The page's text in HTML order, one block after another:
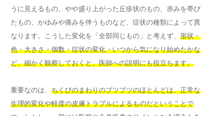
うに見えるもの、やや盛り上がった丘疹状のもの、赤みを帯び
たもの、かゆみや痛みを伴うものなど、症状の種類によって異
なります。こうした変化を「全部同じもの」と考えず、 形状・
色・大きさ・個数・症状の変化・いつから気になり始めたかな
ど、細かく観察しておくと、医師への説明にも役立ちます。
重要なのは、 ちくびのまわりのブツブツのほとんどは、正常な
生理的変化や軽度の皮膚トラブルによるものだということで